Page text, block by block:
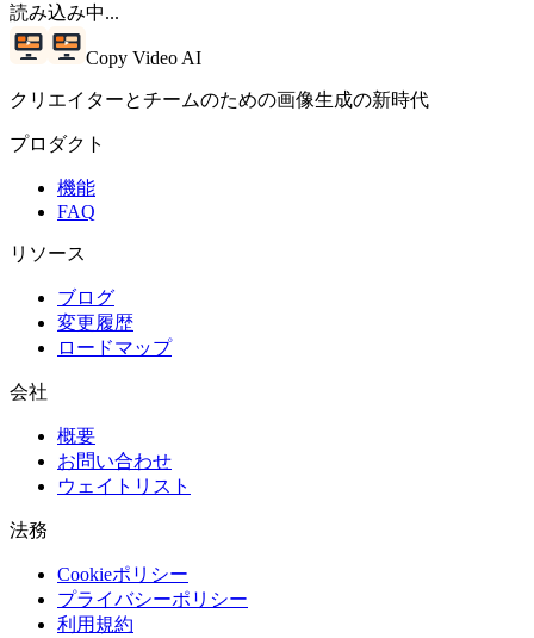
読み込み中...
Copy Video AI
クリエイターとチームのための画像生成の新時代
プロダクト
機能
FAQ
リソース
ブログ
変更履歴
ロードマップ
会社
概要
お問い合わせ
ウェイトリスト
法務
Cookieポリシー
プライバシーポリシー
利用規約